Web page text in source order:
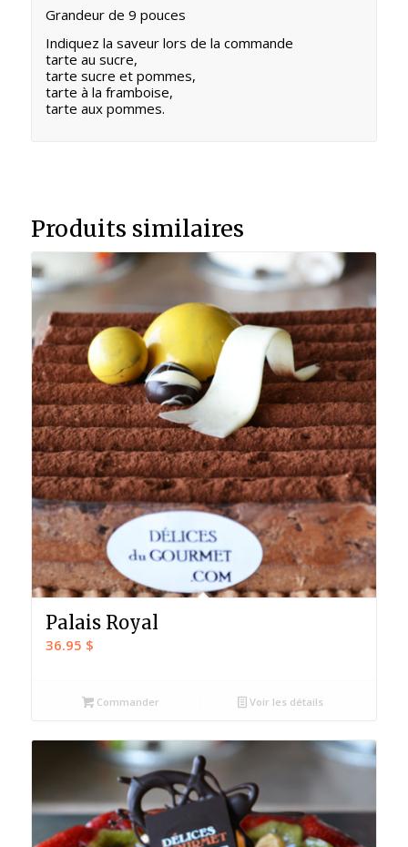
Grandeur de 9 pouces
Indiquez la saveur lors de la commande
tarte au sucre,
tarte sucre et pommes,
tarte à la framboise,
tarte aux pommes.
Produits similaires
Palais Royal
36.95 $
Commander Voir les détails